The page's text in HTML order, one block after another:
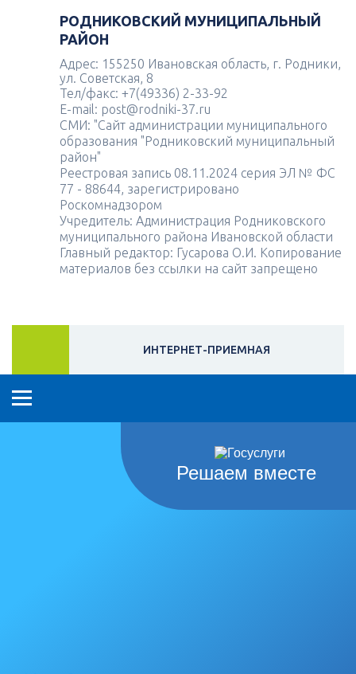
РОДНИКОВСКИЙ МУНИЦИПАЛЬНЫЙ
РАЙОН
Адрес: 155250 Ивановская область, г. Родники,
ул. Советская, 8
Тел/факс: +7(49336) 2-33-92
E-mail: post@rodniki-37.ru
СМИ: "Сайт администрации муниципального
образования "Родниковский муниципальный
район"
Реестровая запись 08.11.2024 серия ЭЛ № ФС
77 - 88644, зарегистрировано
Роскомнадзором
Учредитель: Администрация Родниковского
муниципального района Ивановской области
Главный редактор: Гусарова О.И. Копирование
материалов без ссылки на сайт запрещено
ИНТЕРНЕТ-ПРИЕМНАЯ
Решаем вместе